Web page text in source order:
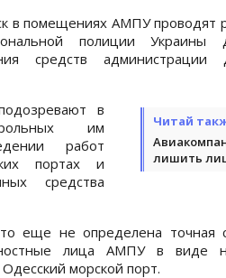
в помещениях АМПУ проводят
полиции Украины
средств администрации
Читай
лишить
в
им
работ
портах и
средства
еще не определена точная
лица АМПУ в виде
морской порт.